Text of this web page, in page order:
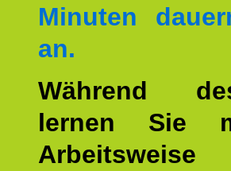
Minuten
an.
Während
lernen Sie